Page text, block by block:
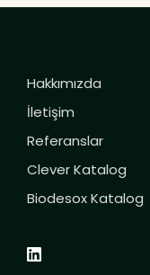
Hakkımızda
İletişim
Referanslar
Clever Katalog
Biodesox Katalog